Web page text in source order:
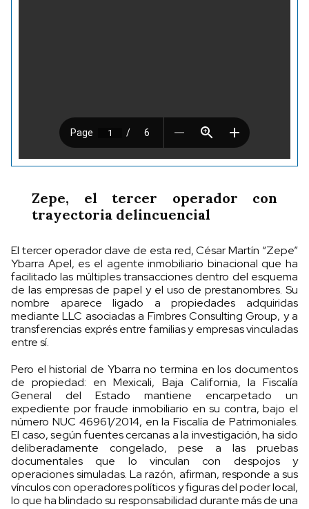
Zepe, el tercer operador con
trayectoria delincuencial
El tercer operador clave de esta red, César Martín “Zepe”
Ybarra Apel, es el agente inmobiliario binacional que ha
facilitado las múltiples transacciones dentro del esquema
de las empresas de papel y el uso de prestanombres. Su
nombre aparece ligado a propiedades adquiridas
mediante LLC asociadas a Fimbres Consulting Group, y a
transferencias exprés entre familias y empresas vinculadas
entre sí.
Pero el historial de Ybarra no termina en los documentos
de propiedad: en Mexicali, Baja California, la Fiscalía
General del Estado mantiene encarpetado un
expediente por fraude inmobiliario en su contra, bajo el
número NUC 46961/2014, en la Fiscalía de Patrimoniales.
El caso, según fuentes cercanas a la investigación, ha sido
deliberadamente congelado, pese a las pruebas
documentales que lo vinculan con despojos y
operaciones simuladas. La razón, afirman, responde a sus
vínculos con operadores políticos y figuras del poder local,
lo que ha blindado su responsabilidad durante más de una